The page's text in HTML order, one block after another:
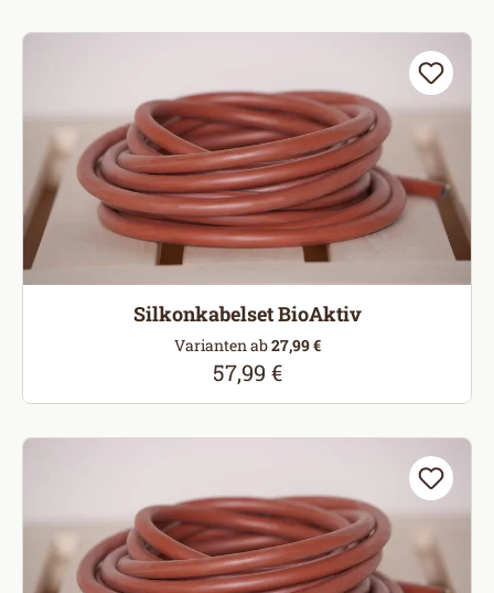
Silkonkabelset BioAktiv
Varianten ab27,99 €
Regulärer Preis:
57,99 €